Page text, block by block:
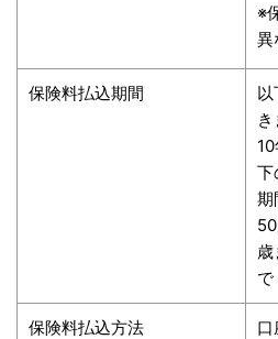
※
異
保険料払込期間
下
期
保険料払込方法